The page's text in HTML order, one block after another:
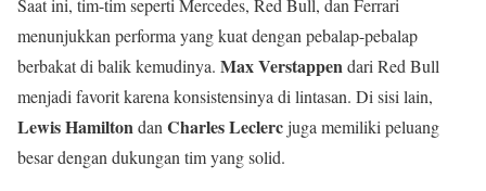
menunjukkan performa yang kuat dengan pebalap-pebalap
berbakat di balik kemudinya. Max Verstappen dari Red Bull
menjadi favorit karena konsistensinya di lintasan. Di sisi lain,
Lewis Hamilton dan Charles Leclercjuga memiliki peluang
besar dengan dukungan tim yang solid.